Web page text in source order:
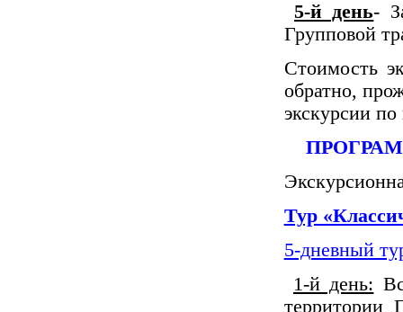
5-й день-
Групповой
Стоимость
обратно,
экскурсии
Тур
5-дневный
1-й день:
территории